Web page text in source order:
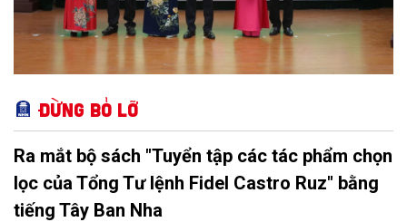
Đừng bỏ lỡ
Ra mắt bộ sách "Tuyển tập các tác phẩm chọn
lọc của Tổng Tư lệnh Fidel Castro Ruz" bằng
tiếng Tây Ban Nha